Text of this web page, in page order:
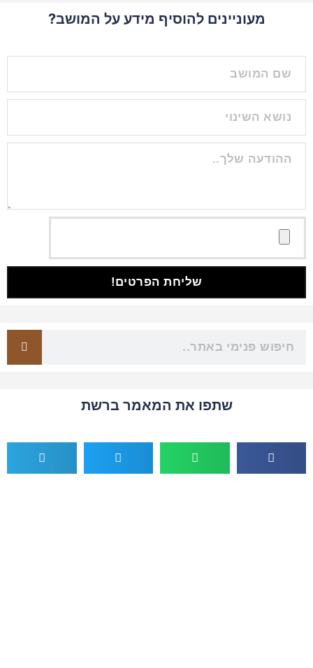
מעוניינים להוסיף מידע על המושב?
שליחת הפרטים!
שתפו את המאמר ברשת